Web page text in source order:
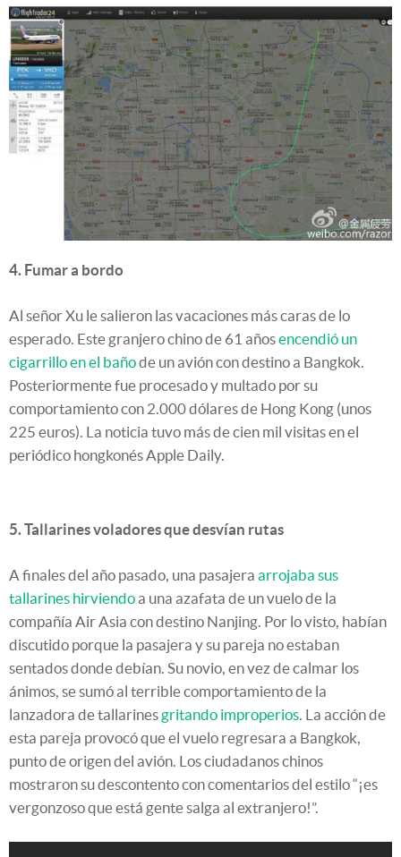
4. Fumar a bordo
Al señor Xu le salieron las vacaciones más caras de lo
esperado. Este granjero chino de 61 añosencendió un
cigarrillo en el bañode un avión con destino a Bangkok.
Posteriormente fue procesado y multado por su
comportamiento con 2.000 dólares de Hong Kong (unos
225 euros). La noticia tuvo más de cien mil visitas en el
periódico hongkonés Apple Daily.
5. Tallarines voladores que desvían rutas
A finales del año pasado, una pasajera arrojaba sus
tallarines hirviendoa una azafata de un vuelo de la
compañía Air Asia con destino Nanjing. Por lo visto, habían
discutido porque la pasajera y su pareja no estaban
sentados donde debían. Su novio, en vez de calmar los
ánimos, se sumó al terrible comportamiento de la
lanzadora de tallarines gritando improperios . La acción de
esta pareja provocó que el vuelo regresara a Bangkok,
punto de origen del avión. Los ciudadanos chinos
mostraron su descontento con comentarios del estilo “¡es
vergonzoso que está gente salga al extranjero!”.